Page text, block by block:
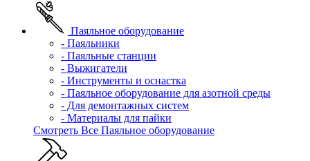
Паяльное оборудование
- Паяльники
- Паяльные станции
- Выжигатели
- Инструменты и оснастка
- Паяльное оборудование для азотной среды
- Для демонтажных систем
- Материалы для пайки
Смотреть Все Паяльное оборудование